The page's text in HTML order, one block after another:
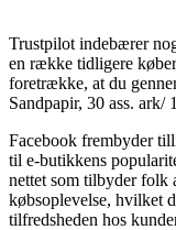
Trustpilot indebærer
en række tidligere
foretrække, at du
Sandpapir, 30 ass. ark/
Facebook frembyder
til e-butikkens
nettet som tilbyder folk
købsoplevelse, hvilket
tilfredsheden hos